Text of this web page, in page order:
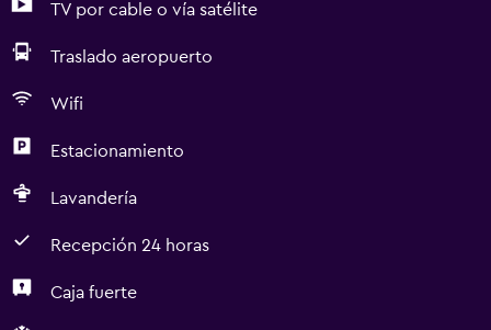
TV por cable o vía satélite
Traslado aeropuerto
Wifi
Estacionamiento
Lavandería
Recepción 24 horas
Caja fuerte